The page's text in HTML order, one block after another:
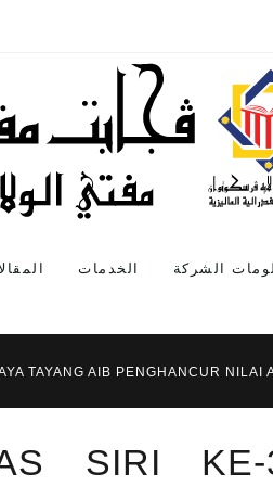
الشركة الخدمات
TAYANG AIB PENGHANCUR NILAI
SIRI